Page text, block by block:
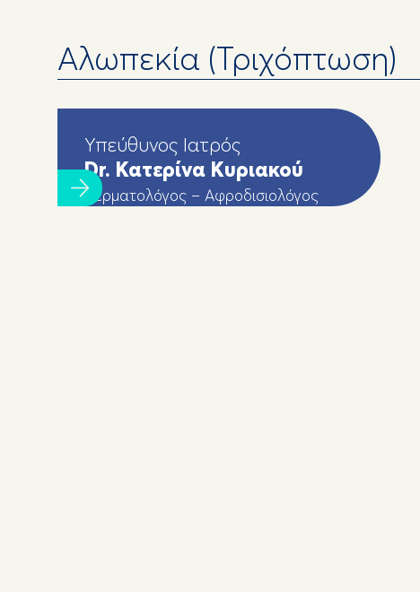
Αλωπεκία (Τριχόπτωση)
Υπεύθυνος Ιατρός
Dr. Κατερίνα Κυριακού
Δερματολόγος – Αφροδισιολόγος